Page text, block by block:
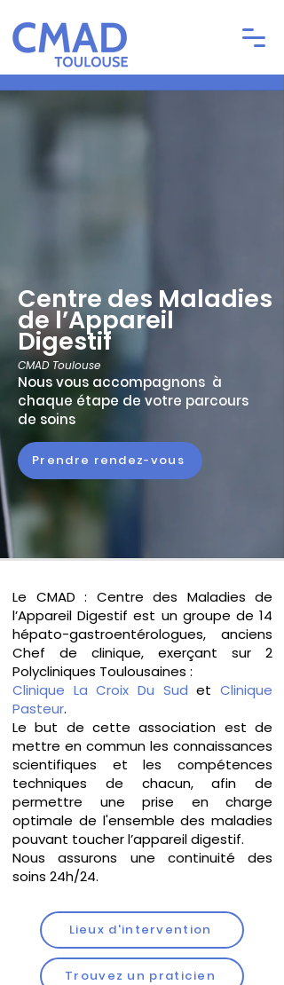
Centre des Maladies
de l’Appareil
Digestif
CMAD Toulouse
Nous vous accompagnons à
chaque étape de votre parcours
de soins
Prendre rendez-vous
Le CMAD : Centre des Maladies de
l’Appareil Digestif est un groupe de 14
hépato-gastroentérologues, anciens
Chef de clinique, exerçant sur 2
Polycliniques Toulousaines :
Clinique La Croix Du Sud etClinique
Pasteur.
Le but de cette association est de
mettre en commun les connaissances
scientifiques et les compétences
techniques de chacun, afin de
permettre une prise en charge
optimale de l'ensemble des maladies
pouvant toucher l’appareil digestif.
Nous assurons une continuité des
soins 24h/24.
Lieux d'intervention
Trouvez un praticien